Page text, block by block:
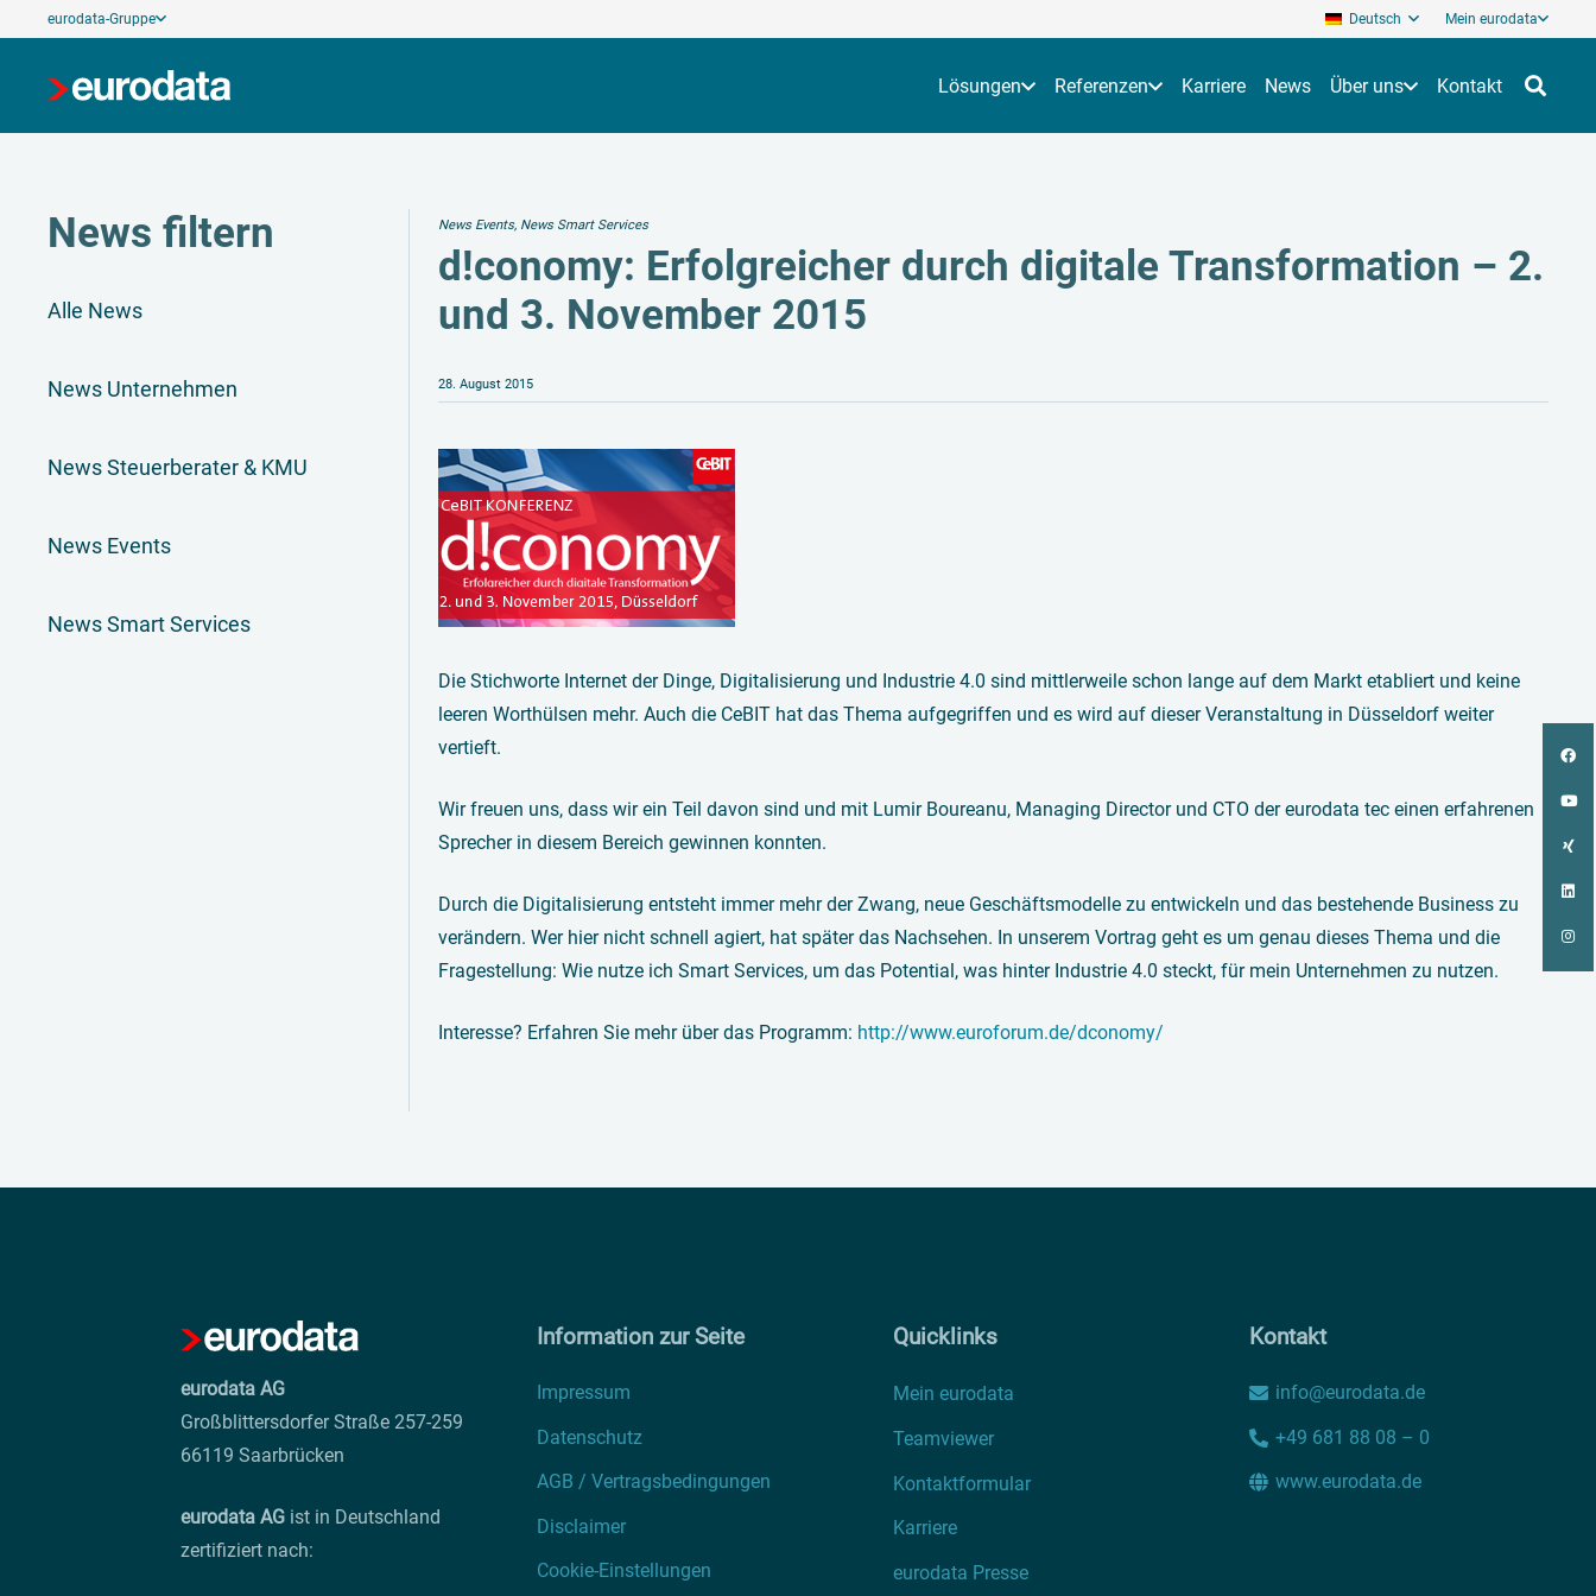
eurodata-Gruppe Deutsch Mein eurodata
Lösungen Referenzen Karriere News Über uns Kontakt
News filtern
Alle News
News Unternehmen
News Steuerberater & KMU
News Events
News Smart Services
News Events, News Smart Services
d!conomy: Erfolgreicher durch digitale Transformation – 2.
und 3. November 2015
28. August 2015
Die Stichworte Internet der Dinge, Digitalisierung und Industrie 4.0 sind mittlerweile schon lange auf dem Markt etabliert und keine
leeren Worthülsen mehr. Auch die CeBIT hat das Thema aufgegriffen und es wird auf dieser Veranstaltung in Düsseldorf weiter
vertieft.
Wir freuen uns, dass wir ein Teil davon sind und mit Lumir Boureanu, Managing Director und CTO der eurodata tec einen erfahrenen
Sprecher in diesem Bereich gewinnen konnten.
Durch die Digitalisierung entsteht immer mehr der Zwang, neue Geschäftsmodelle zu entwickeln und das bestehende Business zu
verändern. Wer hier nicht schnell agiert, hat später das Nachsehen. In unserem Vortrag geht es um genau dieses Thema und die
Fragestellung: Wie nutze ich Smart Services, um das Potential, was hinter Industrie 4.0 steckt, für mein Unternehmen zu nutzen.
Interesse? Erfahren Sie mehr über das Programm: http://www.euroforum.de/dconomy/
eurodata AG
Großblittersdorfer Straße 257-259
66119 Saarbrücken
eurodata AG ist in Deutschland
zertifiziert nach:
Information zur Seite
Impressum
Datenschutz
AGB / Vertragsbedingungen
Disclaimer
Cookie-Einstellungen
Quicklinks
Mein eurodata
Teamviewer
Kontaktformular
Karriere
eurodata Presse
Kontakt
info@eurodata.de
+49 681 88 08 – 0
www.eurodata.de